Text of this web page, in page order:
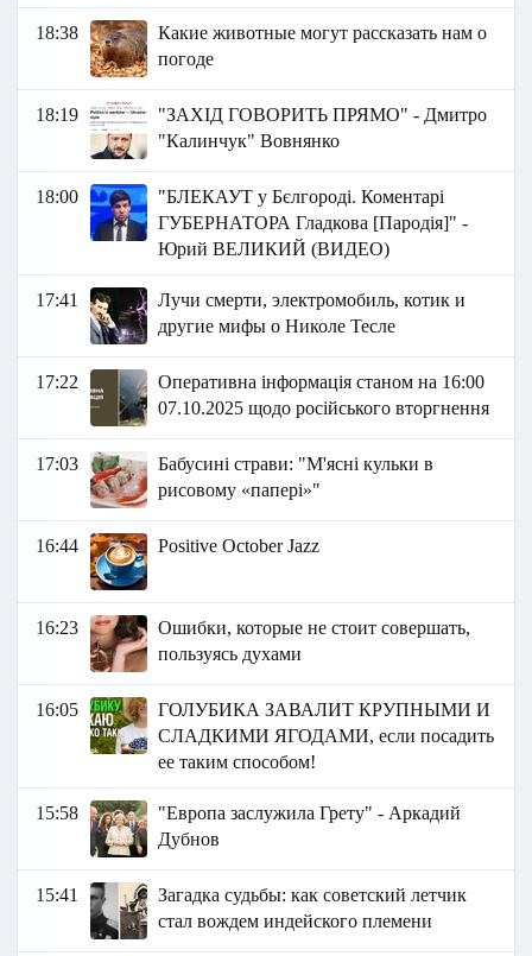
18:38
Какие животные могут рассказать нам о
погоде
18:19
"ЗАХІД ГОВОРИТЬ ПРЯМО" - Дмитро
"Калинчук" Вовнянко
18:00
"БЛЕКАУТ у Бєлгороді. Коментарі
ГУБЕРНАТОРА Гладкова [Пародія]" -
Юрий ВЕЛИКИЙ (ВИДЕО)
17:41
Лучи смерти, электромобиль, котик и
другие мифы о Николе Тесле
17:22
Оперативна інформація станом на 16:00
07.10.2025 щодо російського вторгнення
17:03
Бабусині страви: "М'ясні кульки в
рисовому «папері»"
16:44 Positive October Jazz
16:23
Ошибки, которые не стоит совершать,
пользуясь духами
16:05
ГОЛУБИКА ЗАВАЛИТ КРУПНЫМИ И
СЛАДКИМИ ЯГОДАМИ, если посадить
ее таким способом!
15:58
"Европа заслужила Грету" - Аркадий
Дубнов
15:41
Загадка судьбы: как советский летчик
стал вождем индейского племени